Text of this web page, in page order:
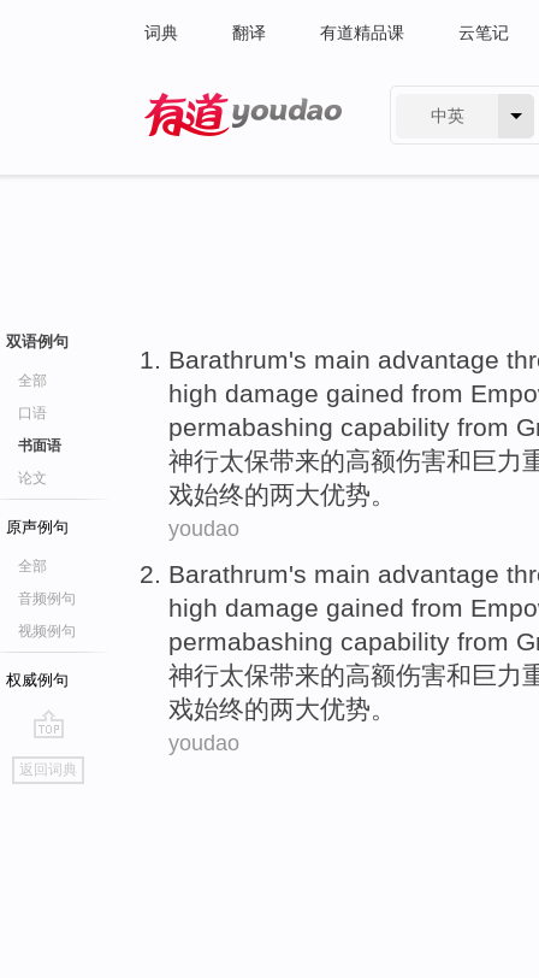
词典 翻译 有道精品课 云笔记
中英
双语例句
全部
口语
书面语
论文
原声例句
全部
音频例句
视频例句
权威例句
go
top
返回词典
Barathrum's main advantage
high damage gained from
permabashing capability from
神行太保带来的高额伤害和 巨力
戏始终的两大优势。
youdao
Barathrum's main advantage
high damage gained from
permabashing capability from
神行太保带来的高额伤害和 巨力
戏始终的两大优势。
youdao